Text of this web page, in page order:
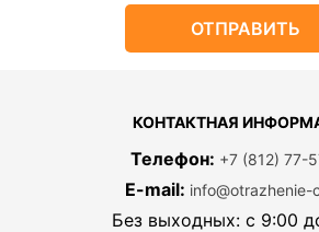
КОНТАКТНАЯ
Телефон: +7 (812) 77-
E-mail: info@otrazhenie-
Без выходных: с 9:00